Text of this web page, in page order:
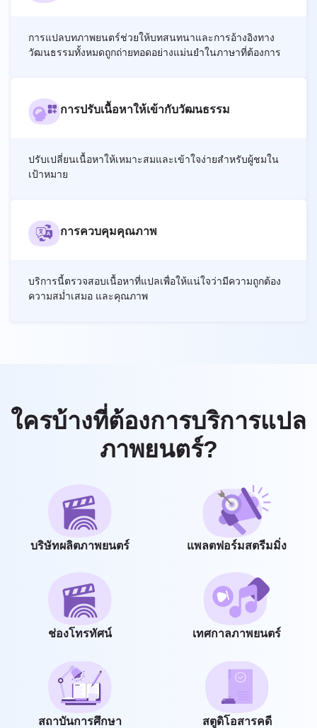
การแปลบทภาพยนตร์ช่วยให้บทสนทนาและการอ้างอิงทาง
วัฒนธรรมทั้งหมดถูกถ่ายทอดอย่างแม่นยำในภาษาที่ต้องการ
การปรับเนื้อหาให้เข้ากับวัฒนธรรม
ปรับเปลี่ยนเนื้อหาให้เหมาะสมและเข้าใจง่ายสำหรับผู้ชมใน
เป้าหมาย
การควบคุมคุณภาพ
บริการนี้ตรวจสอบเนื้อหาที่แปลเพื่อให้แน่ใจว่ามีความถูกต้อง
ความสม่ำเสมอ และคุณภาพ
ใครบ้างที่ต้องการบริการแปล
ภาพยนตร์?
บริษัทผลิตภาพยนตร์ แพลตฟอร์มสตรีมมิ่ง
ช่องโทรทัศน์ เทศกาลภาพยนตร์
สถาบันการศึกษา สตูดิโอสารคดี